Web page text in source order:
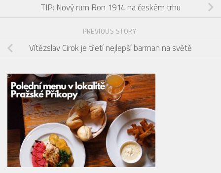
TIP: Nový rum Ron 1914 na českém trhu
PREVIOUS STORY
Vítězslav Cirok je třetí nejlepší barman na světě